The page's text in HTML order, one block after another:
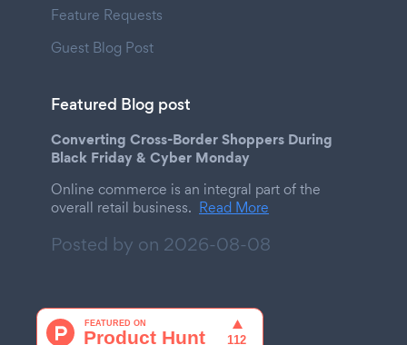
Feature Requests
Guest Blog Post
Featured Blog post
Converting Cross-Border Shoppers During
Black Friday & Cyber Monday
Online commerce is an integral part of the
overall retail business. Read More
Posted by on 2026-08-08